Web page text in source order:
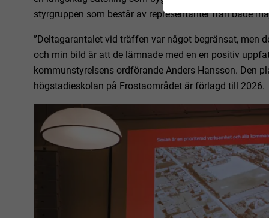
styrgruppen som består av representanter från både
”Deltagarantalet vid träffen var något begränsat, men
och min bild är att de lämnade med en en positiv
kommunstyrelsens ordförande Anders Hansson. Den
högstadieskolan på Frostaområdet är förlagd till 2026.